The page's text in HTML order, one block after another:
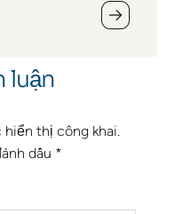
luận
hiển thị công khai.
dấu *